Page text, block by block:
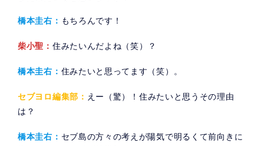
橋本圭右： もちろんです！
柴小聖： 住みたいんだよね（笑）？
橋本圭右： 住みたいと思ってます（笑）。
セブヨロ編集部： えー（驚）！住みたいと思うその理由
は？
橋本圭右： セブ島の方々の考えが陽気で明るくて前向きに